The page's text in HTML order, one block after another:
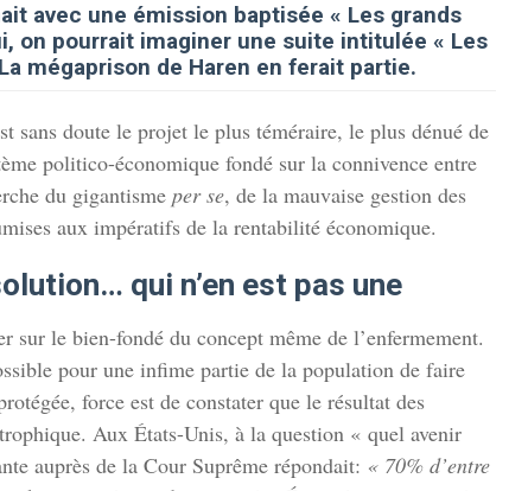
avec une émission baptisée « Les grands
on pourrait imaginer une suite intitulée « Les
mégaprison de Haren en ferait partie.
sans doute le projet le plus téméraire, le plus dénué de
politico-économique fondé sur la connivence entre
du gigantisme per se, de la mauvaise gestion des
aux impératifs de la rentabilité économique.
qui n’en est pas une
sur le bien-fondé du concept même de l’enfermement.
pour une infime partie de la population de faire
force est de constater que le résultat des
Aux États-Unis, à la question « quel avenir
auprès de la Cour Suprême répondait: « 70% d’entre